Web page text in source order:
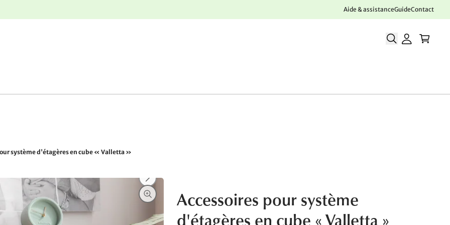
Aide & assistanceGuideContact
système d'étagères en cube « Valletta »
Accessoires pour système